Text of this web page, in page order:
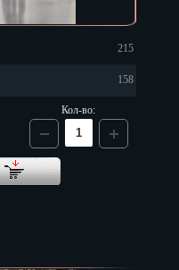
215
158
Кол-во: